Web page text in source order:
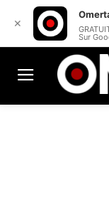
✕
Sur